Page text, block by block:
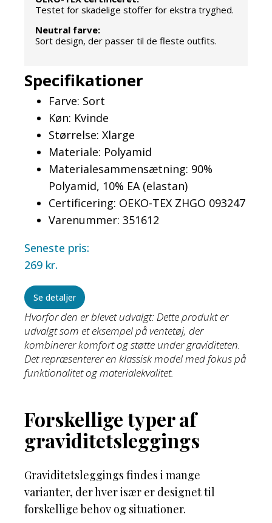
Hvorfor den er blevet udvalgt: Dette produkt er
udvalgt som et eksempel på ventetøj, der
kombinerer komfort og støtte under graviditeten.
Det repræsenterer en klassisk model med fokus på
funktionalitet og materialekvalitet.
Testet for skadelige stoffer for ekstra tryghed.
Neutral farve:
Sort design, der passer til de fleste outfits.
Specifikationer
Farve: Sort
Køn: Kvinde
Størrelse: Xlarge
Materiale: Polyamid
Materialesammensætning: 90%
Polyamid, 10% EA (elastan)
Certificering: OEKO-TEX ZHGO 093247
Varenummer: 351612
Seneste pris:
269 kr.
Se detaljer
Forskellige typer af
graviditetsleggings
Graviditetsleggings findes i mange
varianter, der hver især er designet til
forskellige behov og situationer.